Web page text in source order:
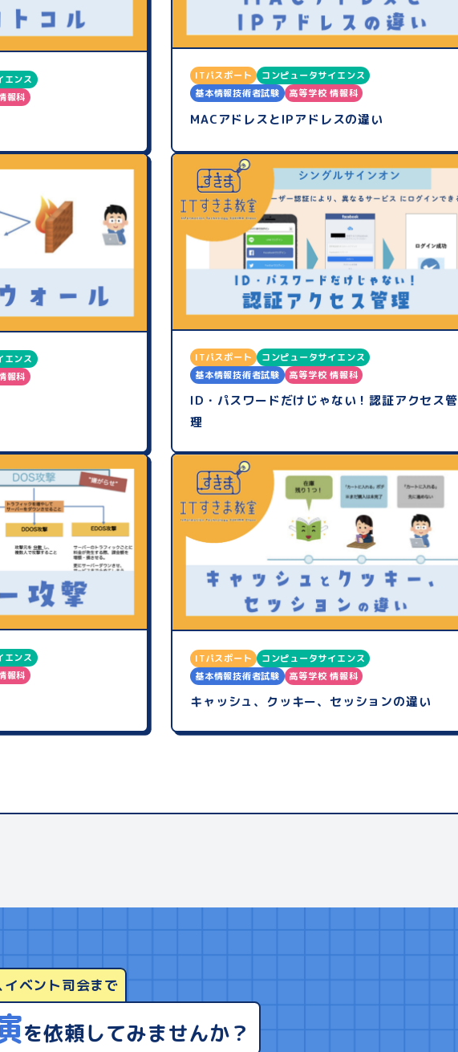
エンス
報科
ITパスポート
コンピュータサイエンス
基本情報技術者試験
高等学校 情報科
MACアドレスとIPアドレスの違い
エンス
報科
ITパスポート
コンピュータサイエンス
基本情報技術者試験
高等学校 情報科
ID・パスワードだけじゃない！認証アクセス管
理
エンス
報科
ITパスポート
コンピュータサイエンス
基本情報技術者試験
高等学校 情報科
キャッシュ、クッキー、セッションの違い
ベント司会まで
を依頼してみませんか？